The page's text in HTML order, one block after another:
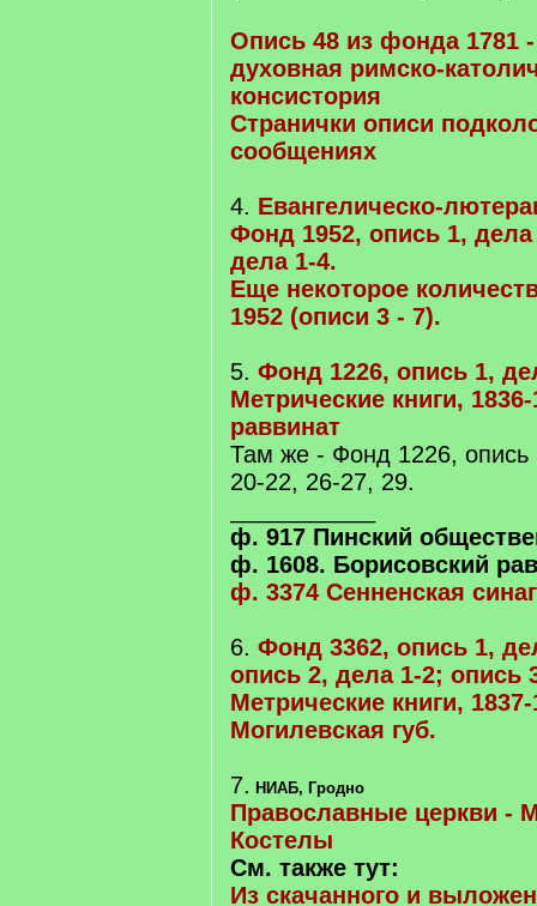
Опись 48 из фонда 1781
духовная римско-
консистория
Странички описи
сообщениях
4. Евангелическо-
Фонд 1952, опись 1, дела
дела 1-4.
Еще некоторое
1952 (описи 3 - 7).
5. Фонд 1226, опись 1,
Метрические книги,
раввинат
Там же - Фонд 1226, опись
20-22, 26-27, 29.
ф. 917 Пинский
ф. 1608. Борисовский
ф. 3374 Сенненская
6. Фонд 3362, опись 1,
опись 2, дела 1-2; опись
Метрические книги,
Могилевская губ.
7. НИАБ, Гродно
Православные церкви -
Костелы
См. также тут:
Из скачанного и